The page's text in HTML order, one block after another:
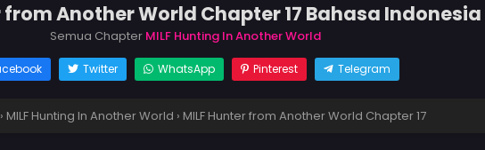
from Another World Chapter 17 Bahasa Indonesia
Semua Chapter MILF Hunting In Another World
Twitter WhatsApp Pinterest Telegram
› MILF Hunting In Another World › MILF Hunter from Another World Chapter 17